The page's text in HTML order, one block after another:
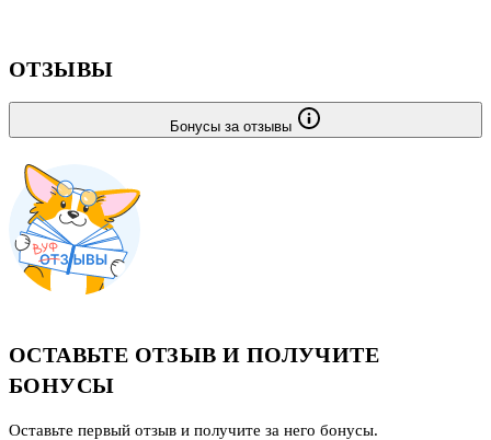
ОТЗЫВЫ
Бонусы за отзывы
ОСТАВЬТЕ ОТЗЫВ И ПОЛУЧИТЕ
БОНУСЫ
Оставьте первый отзыв и получите за него бонусы.